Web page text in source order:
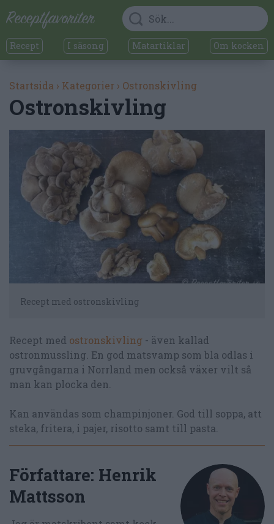
Recept I säsong Matartiklar Om kocken
Startsida › Kategorier › Ostronskivling
Ostronskivling
Recept med ostronskivling
Recept med ostronskivling - även kallad
ostronmussling. En god matsvamp som bla odlas i
gruvgångarna i Norrland men också växer vilt så
man kan plocka den.
Kan användas som champinjoner. God till soppa, att
steka, fritera, i pajer, risotto samt till pasta.
Författare: Henrik
Mattsson